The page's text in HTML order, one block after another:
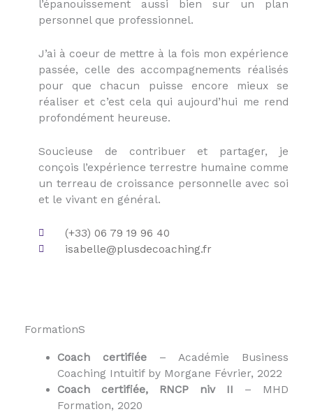
l’épanouissement aussi bien sur un plan
personnel que professionnel.
J’ai à coeur de mettre à la fois mon expérience
passée, celle des accompagnements réalisés
pour que chacun puisse encore mieux se
réaliser et c’est cela qui aujourd’hui me rend
profondément heureuse.
Soucieuse de contribuer et partager, je
conçois l’expérience terrestre humaine comme
un terreau de croissance personnelle avec soi
et le vivant en général.
(+33) 06 79 19 96 40
isabelle@plusdecoaching.fr
FormationS
Coach certifiée – Académie Business
Coaching Intuitif by Morgane Février, 2022
Coach certifiée, RNCP niv II – MHD
Formation, 2020